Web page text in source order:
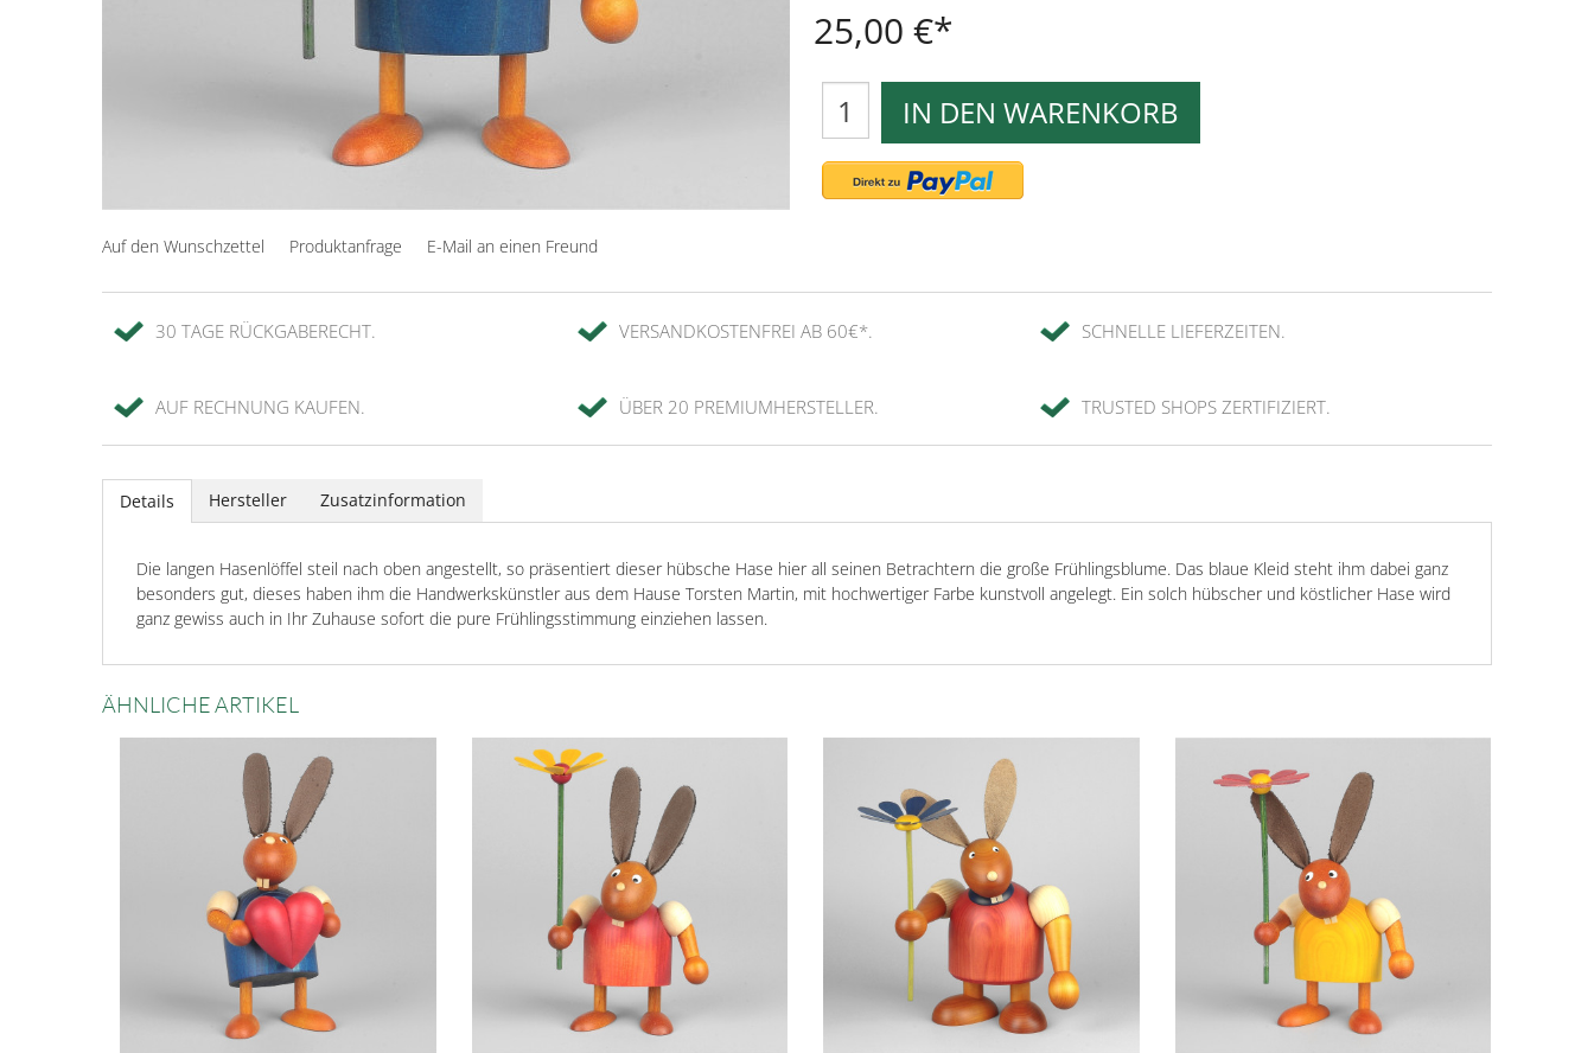
25,00 €
IN DEN WARENKORB
Auf den Wunschzettel Produktanfrage E-Mail an einen Freund
30 TAGE RÜCKGABERECHT. VERSANDKOSTENFREI AB 60€*. SCHNELLE LIEFERZEITEN.
AUF RECHNUNG KAUFEN. ÜBER 20 PREMIUMHERSTELLER. TRUSTED SHOPS ZERTIFIZIERT.
Details Hersteller Zusatzinformation
Die langen Hasenlöffel steil nach oben angestellt, so präsentiert dieser hübsche Hase hier all seinen Betrachtern die große Frühlingsblume. Das blaue Kleid steht ihm dabei ganz
besonders gut, dieses haben ihm die Handwerkskünstler aus dem Hause Torsten Martin, mit hochwertiger Farbe kunstvoll angelegt. Ein solch hübscher und köstlicher Hase wird
ganz gewiss auch in Ihr Zuhause sofort die pure Frühlingsstimmung einziehen lassen.
ÄHNLICHE ARTIKEL